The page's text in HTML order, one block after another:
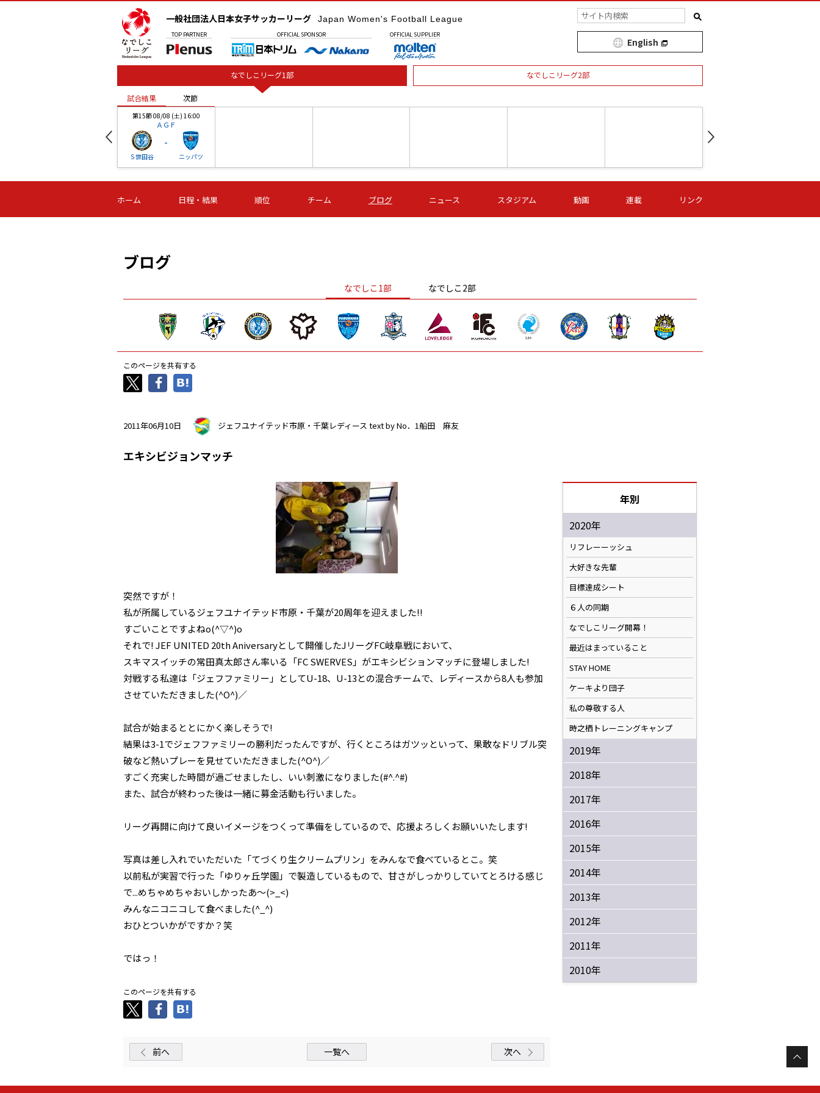
一般社団法人日本女子サッカーリーグ Japan Women's Football League
TOP PARTNER OFFICIAL SPONSOR OFFICIAL SUPPLIER
English
なでしこリーグ1部 なでしこリーグ2部
試合結果 次節
第15節 08/08 (土) 16:00
ＡＧＦ
Ｓ世田谷
-
ニッパツ
-
第16節 09/05 (土) 15:00
ニッパツ
-
第16節 09/05 (土) 15:00
石人の星
-
第16節 09/05 (土) 16:00
ＡＧＦ
-
いちご
-
第16節 09/06 (日) 15:00
-
第16節 09/06 (日) 15:00
- -
試合結果 次節
ホーム 日程・結果 順位 チーム ブログ ニュース スタジアム 動画 連載 リンク
ブログ
なでしこ1部 なでしこ2部
このページを共有する
2011年06月10日 ジェフユナイテッド市原・千葉レディース text by No．1船田 麻友
エキシビジョンマッチ
突然ですが！
私が所属しているジェフユナイテッド市原・千葉が20周年を迎えました!!
すごいことですよねo(^▽^)o
それで! JEF UNITED 20th Aniversaryとして開催したJリーグFC岐阜戦において、
スキマスイッチの常田真太郎さん率いる「FC SWERVES」がエキシビションマッチに登場しました!
対戦する私達は「ジェフファミリー」としてU-18、U-13との混合チームで、レディースから8人も参加
させていただきました(^O^)／
試合が始まるととにかく楽しそうで!
結果は3-1でジェフファミリーの勝利だったんですが、行くところはガツッといって、果敢なドリブル突
破など熱いプレーを見せていただきました(^O^)／
すごく充実した時間が過ごせましたし、いい刺激になりました(#^.^#)
また、試合が終わった後は一緒に募金活動も行いました。
リーグ再開に向けて良いイメージをつくって準備をしているので、応援よろしくお願いいたします!
写真は差し入れでいただいた「てづくり生クリームプリン」をみんなで食べているとこ。笑
以前私が実習で行った「ゆりヶ丘学園」で製造しているもので、甘さがしっかりしていてとろける感じ
で...めちゃめちゃおいしかったあ～(>_<)
みんなニコニコして食べました(^_^)
おひとついかがですか？笑
ではっ！
このページを共有する
前へ 一覧へ 次へ
年別
2020年
リフレーーッシュ
大好きな先輩
目標達成シート
６人の同期
なでしこリーグ開幕！
最近はまっていること
STAY HOME
ケーキより団子
私の尊敬する人
時之栖トレーニングキャンプ
2019年
2018年
2017年
2016年
2015年
2014年
2013年
2012年
2011年
2010年